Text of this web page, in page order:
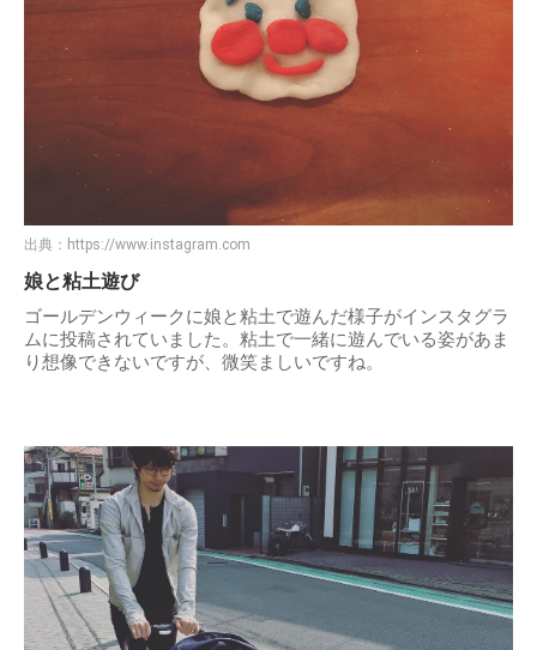
出典： https://www.instagram.com
娘と粘土遊び
ゴールデンウィークに娘と粘土で遊んだ様子がインスタグラ
ムに投稿されていました。粘土で一緒に遊んでいる姿があま
り想像できないですが、微笑ましいですね。